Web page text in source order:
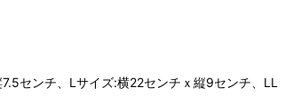
センチ、Lサイズ:横22センチｘ縦9センチ、LL